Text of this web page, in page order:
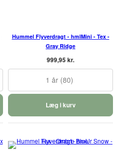
Hummel Flyverdragt - hmlMini - Tex -
Gray Ridge
999,95 kr.
1 år (80)
Læg i kurv